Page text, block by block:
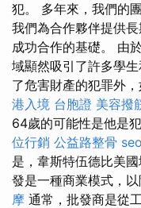
犯。 多年來，我們的
我們為合作夥伴提供
成功合作的基礎。 由
域顯然吸引了許多學
了危害財產的犯罪外
港入境 台胞證 美容撥
64歲的可能性是他是
位行銷 公益路整骨
是，韋斯特伍德比美
發是一種商業模式，
摩 通常，批發商是從